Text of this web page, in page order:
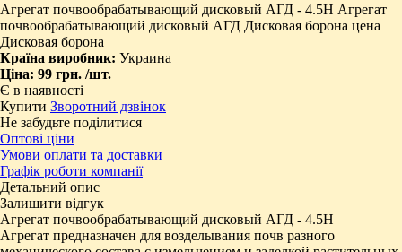
Агрегат почвообрабатывающий дисковый АГД - 4.5Н Агрегат
почвообрабатывающий дисковый АГД Дисковая борона цена
Дисковая борона
Країна виробник: Украина
Ціна: 99 грн. /шт.
Є в наявності
Купити Зворотний дзвінок
Не забудьте поділитися
Оптові ціни
Умови оплати та доставки
Графік роботи компанії
Детальний опис
Залишити відгук
Агрегат почвообрабатывающий дисковый АГД - 4.5Н
Агрегат предназначен для возделывания почв разного